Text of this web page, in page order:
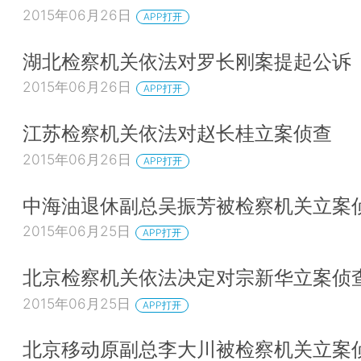
2015年06月26日 APP打开
湖北检察机关依法对罗长刚案提起公诉
2015年06月26日 APP打开
江苏检察机关依法对赵长桂立案侦查
2015年06月26日 APP打开
中海油退休副总吴振芳被检察机关立案
2015年06月25日 APP打开
北京检察机关依法决定对宗新华立案侦
2015年06月25日 APP打开
北京移动原副总李大川被检察机关立案